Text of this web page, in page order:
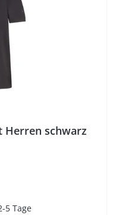
Herren schwarz
5 Tage